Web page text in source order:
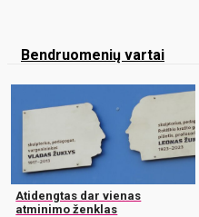
Bendruomenių vartai
Atidengtas dar vienas
atminimo ženklas